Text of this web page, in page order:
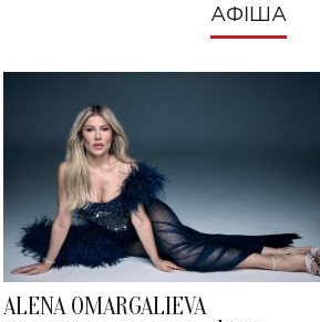
АФІША
ALENA OMARGALIEVA